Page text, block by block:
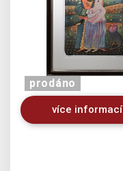
prodáno
více informací